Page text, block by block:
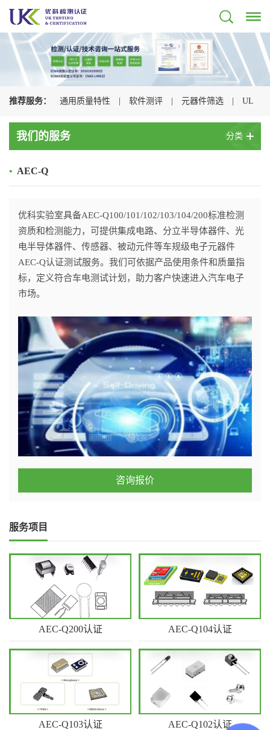
推荐服务： 通用质量特性 | 软件测评 | 元器件筛选 | UL
认证 | CSA认证
我们的服务 分类
• AEC-Q
优科实验室具备AEC-Q100/101/102/103/104/200标准检测
资质和检测能力，可提供集成电路、分立半导体器件、光
电半导体器件、传感器、被动元件等车规级电子元器件
AEC-Q认证测试服务。我们可依据产品使用条件和质量指
标，定义符合车电测试计划，助力客户快速进入汽车电子
市场。
咨询报价
服务项目
AEC-Q200认证
广东优科检测是获得CNAS资
质认可的…
AEC-Q104认证
广东优科检测实验室具备AEC-
Q104认…
AEC-Q103认证 AEC-Q102认证